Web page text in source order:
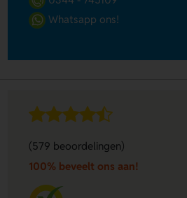
Whatsapp ons!
(579 beoordelingen)
100% beveelt ons aan!